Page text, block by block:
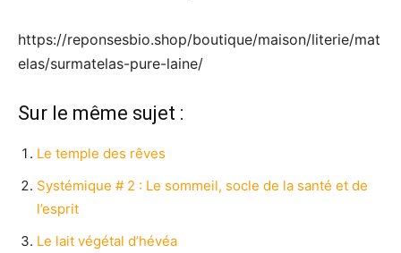
https://reponsesbio.shop/boutique/maison/literie/mat
elas/surmatelas-pure-laine/
Sur le même sujet :
Le temple des rêves
Systémique # 2 : Le sommeil, socle de la santé et de
l’esprit
Le lait végétal d’hévéa